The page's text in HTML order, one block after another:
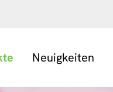
Neuigkeiten